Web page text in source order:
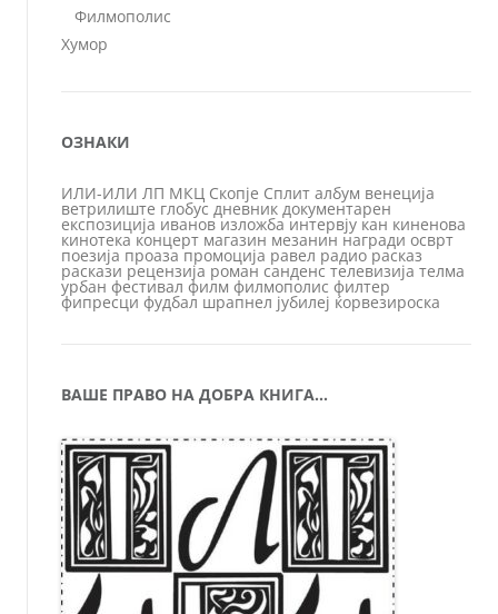
Филмополис
Хумор
ОЗНАКИ
ИЛИ-ИЛИ ЛП МКЦ Скопје Сплит албум венеција
ветрилиште глобус дневник документарен
експозиција иванов изложба интервју кан киненова
кинотека концерт магазин мезанин награди осврт
поезија проаза промоција равел радио расказ
раскази рецензија роман санденс телевизија телма
урбан фестивал филм филмополис филтер
фипресци фудбал шрапнел јубилеј ќорвезироска
ВАШЕ ПРАВО НА ДОБРА КНИГА…